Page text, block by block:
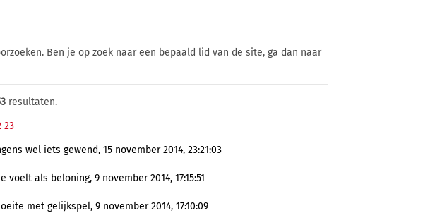
Ben je op zoek naar een bepaald lid van de site, ga dan naar
resultaten.
23
wel iets gewend, 15 november 2014, 23:21:03
als beloning, 9 november 2014, 17:15:51
met gelijkspel, 9 november 2014, 17:10:09